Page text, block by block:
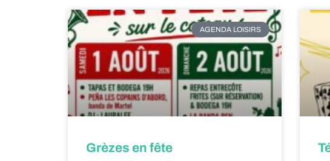
AGENDA LOISIRS
Grèzes en fête